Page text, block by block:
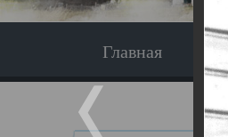
Главная